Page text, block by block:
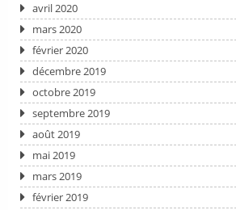
avril 2020
mars 2020
février 2020
décembre 2019
octobre 2019
septembre 2019
août 2019
mai 2019
mars 2019
février 2019